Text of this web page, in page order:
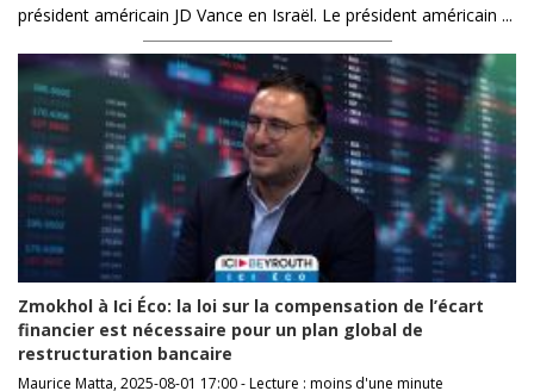
président américain JD Vance en Israël. Le président américain ...
Zmokhol à Ici Éco: la loi sur la compensation de l’écart
financier est nécessaire pour un plan global de
restructuration bancaire
Maurice Matta, 2025-08-01 17:00 - Lecture : moins d'une minute